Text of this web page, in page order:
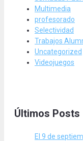
Multimedia
profesorado
Selectividad
Trabajos
Uncategorized
Videojuegos
Últimos Posts
El 9 de